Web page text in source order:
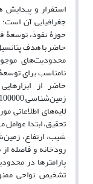
استقرار و
جغرافیایی آن
حوزۀ نفوذ، توسعۀ
حاضر با هدف
محدودیت‌های
نامناسب برای
لایه‌های اطلاعاتی
تحقیق، ابتدا
شیب، ارتفاع،
رودخانه و فاصله
پارامترها در
تشخیص نواحی